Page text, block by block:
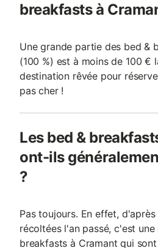
breakfasts à
Une grande partie des bed &
(100 %) est à moins de 100 €
destination rêvée pour
pas cher !
Les bed &
ont-ils
?
Pas toujours. En effet,
récoltées l'an passé, c'est
breakfasts à Cramant qui